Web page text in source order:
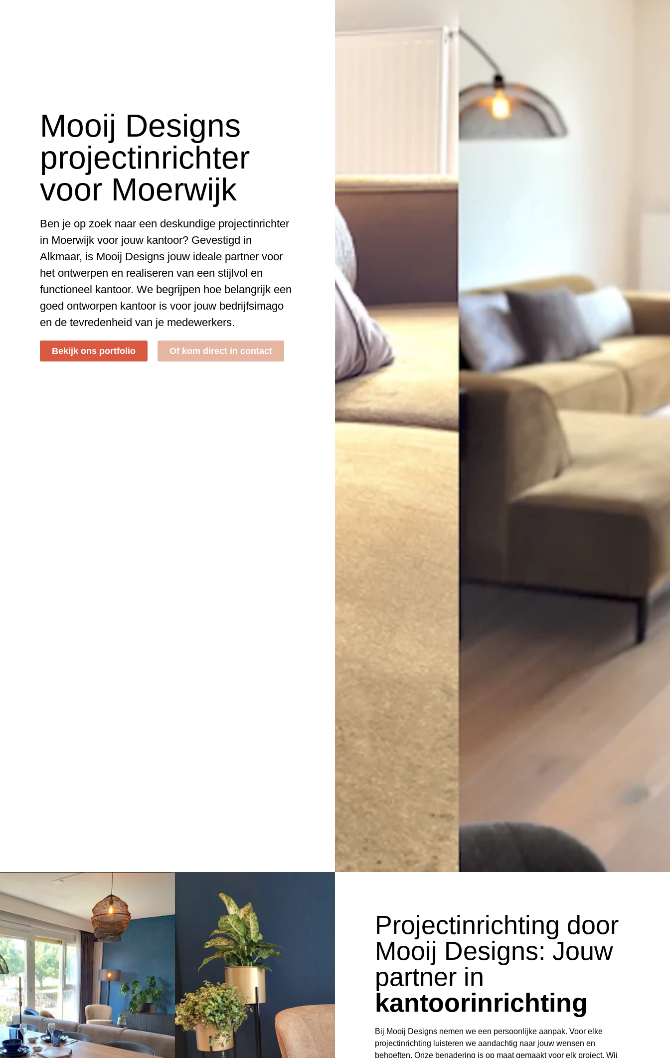
Mooij Designs
projectinrichter
voor Moerwijk
Ben je op zoek naar een deskundige projectinrichter
in Moerwijk voor jouw kantoor? Gevestigd in
Alkmaar, is Mooij Designs jouw ideale partner voor
het ontwerpen en realiseren van een stijlvol en
functioneel kantoor. We begrijpen hoe belangrijk een
goed ontworpen kantoor is voor jouw bedrijfsimago
en de tevredenheid van je medewerkers.
Bekijk ons portfolio Of kom direct in contact
Projectinrichting door
Mooij Designs: Jouw
partner in
kantoorinrichting
Bij Mooij Designs nemen we een persoonlijke aanpak. Voor elke
projectinrichting luisteren we aandachtig naar jouw wensen en
behoeften. Onze benadering is op maat gemaakt voor elk project. Wij